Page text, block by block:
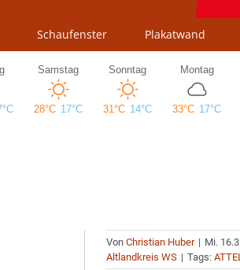
Schaufenster Plakatwand
VonChristian Huber | Mi.
Altlandkreis WS | Tags: